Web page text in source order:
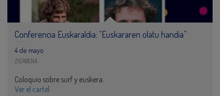
Conferencia Euskaraldia: “Euskararen olatu handia”
4 de mayo
ZIERBENA
Coloquio sobre surf y euskera.
Ver el cartel